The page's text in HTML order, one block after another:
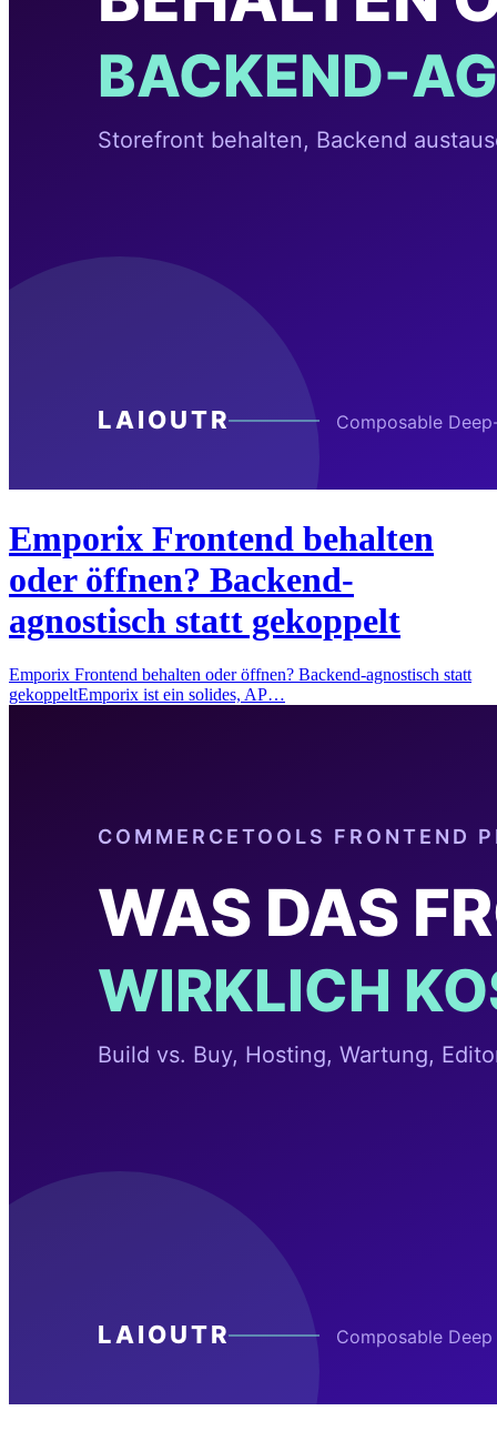
Emporix Frontend behalten
oder öffnen? Backend-
agnostisch statt gekoppelt
Emporix Frontend behalten oder öffnen? Backend-agnostisch statt
gekoppeltEmporix ist ein solides, AP…